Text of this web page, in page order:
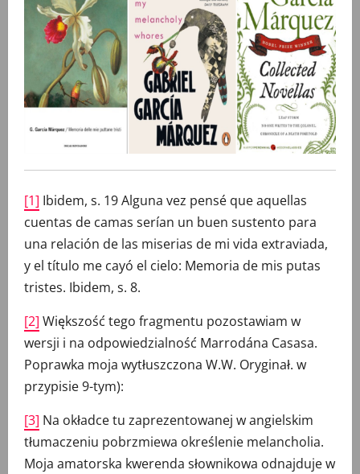
[1] Ibidem, s. 19 Alguna vez pensé que aquellas
cuentas de camas serían un buen sustento para
una relación de las miserias de mi vida extraviada,
y el título me cayó el cielo: Memoria de mis putas
tristes. Ibidem, s. 8.
[2] Większość tego fragmentu pozostawiam w
wersji i na odpowiedzialność Marrodána Casasa.
Poprawka moja wytłuszczona W.W. Oryginał. w
przypisie 9-tym):
[3] Na okładce tu zaprezentowanej w angielskim
tłumaczeniu pobrzmiewa określenie melancholia.
Moja amatorska kwerenda słownikowa odnajduje w